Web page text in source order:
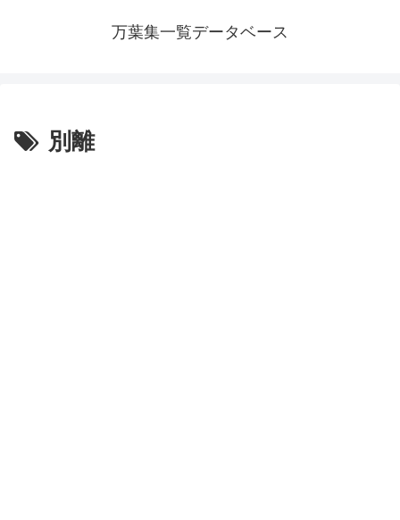
万葉集一覧データベース
別離